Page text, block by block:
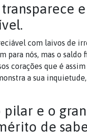
com laivos de
para nós, mas o
corações que é
a sua
pilar e o
de